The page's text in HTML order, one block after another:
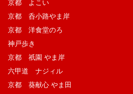
京都 よこい
京都 呑小路やま岸
京都 洋食堂のろ
神戸歩き
京都 祇園 やま岸
六甲道 ナジィル
京都 葵献心 やま田